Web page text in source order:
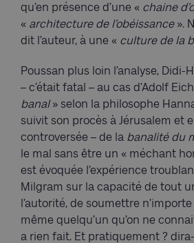
qu’en présence d’une « chaine
« architecture de l’obéissance».
dit l’auteur, à une « culture de la
Poussan plus loin l’analyse,
– c’était fatal – au cas d’Adolf
banal» selon la philosophe
suivit son procès à Jérusalem et
controversée – de la banalité du
le mal sans être un « méchant
est évoquée l’expérience
Milgram sur la capacité de tout
l’autorité, de soumettre
même quelqu’un qu’on ne
a rien fait. Et pratiquement ?